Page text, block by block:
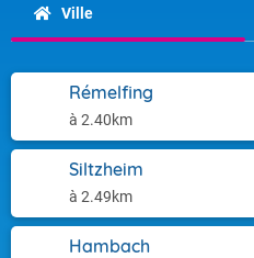
Ville
Rémelfing
à 2.40km
Siltzheim
à 2.49km
Hambach